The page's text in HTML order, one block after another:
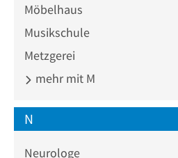
Möbelhaus
Musikschule
Metzgerei
mehr mit M
N
Neurologe